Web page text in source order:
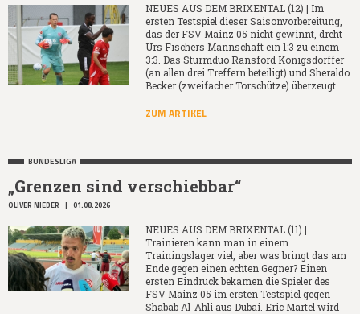
NEUES AUS DEM BRIXENTAL (12) | Im
ersten Testspiel dieser Saisonvorbereitung,
das der FSV Mainz 05 nicht gewinnt, dreht
Urs Fischers Mannschaft ein 1:3 zu einem
3:3. Das Sturmduo Ransford Königsdörffer
(an allen drei Treffern beteiligt) und Sheraldo
Becker (zweifacher Torschütze) überzeugt.
ZUM ARTIKEL
BUNDESLIGA
„Grenzen sind verschiebbar“
OLIVER NIEDER | 01.08.2026
NEUES AUS DEM BRIXENTAL (11) |
Trainieren kann man in einem
Trainingslager viel, aber was bringt das am
Ende gegen einen echten Gegner? Einen
ersten Eindruck bekamen die Spieler des
FSV Mainz 05 im ersten Testspiel gegen
Shabab Al-Ahli aus Dubai. Eric Martel wird